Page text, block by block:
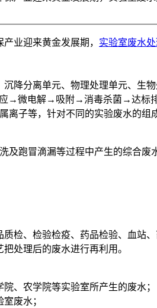
业迎来黄金发展期， 实验室废水
降分离单元、物理处理单元、生
电解→吸附→消毒杀菌→达标排
子等，针对不同的实验废水的
及跑冒滴漏等过程中产生的综合废
检、检验检疫、药品检验、血站
处理后的废水进行再利用。
、农学院等实验室所产生的废水；
废水；